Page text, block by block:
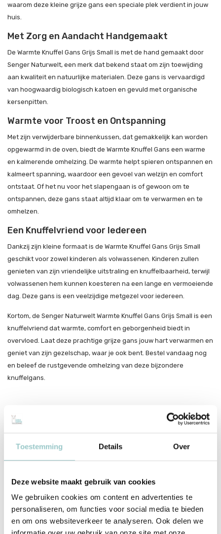
Toestemming Details Over
Deze website maakt gebruik van cookies
We gebruiken cookies om content en advertenties te
personaliseren, om functies voor social media te bieden
en om ons websiteverkeer te analyseren. Ook delen we
waarom deze kleine grijze gans een speciale plek verdient in jouw
huis.
Met Zorg en Aandacht Handgemaakt
De Warmte Knuffel Gans Grijs Small is met de hand gemaakt door
Senger Naturwelt, een merk dat bekend staat om zijn toewijding
aan kwaliteit en natuurlijke materialen. Deze gans is vervaardigd
van hoogwaardig biologisch katoen en gevuld met organische
kersenpitten.
Warmte voor Troost en Ontspanning
Met zijn verwijderbare binnenkussen, dat gemakkelijk kan worden
opgewarmd in de oven, biedt de Warmte Knuffel Gans een warme
en kalmerende omhelzing. De warmte helpt spieren ontspannen en
kalmeert spanning, waardoor een gevoel van welzijn en comfort
ontstaat. Of het nu voor het slapengaan is of gewoon om te
ontspannen, deze gans staat altijd klaar om te verwarmen en te
omhelzen.
Een Knuffelvriend voor Iedereen
Dankzij zijn kleine formaat is de Warmte Knuffel Gans Grijs Small
geschikt voor zowel kinderen als volwassenen. Kinderen zullen
genieten van zijn vriendelijke uitstraling en knuffelbaarheid, terwijl
volwassenen hem kunnen koesteren na een lange en vermoeiende
dag. Deze gans is een veelzijdige metgezel voor iedereen.
Kortom, de Senger Naturwelt Warmte Knuffel Gans Grijs Small is een
knuffelvriend dat warmte, comfort en geborgenheid biedt in
overvloed. Laat deze prachtige grijze gans jouw hart verwarmen en
geniet van zijn gezelschap, waar je ook bent. Bestel vandaag nog
en beleef de rustgevende omhelzing van deze bijzondere
knuffelgans.
Het kersenpitkussentje kan verwarmd en gekoeld worden. Om het
kussentje op te warmen, wikkel je het in een linnen of katoenen
handdoek en vervolgens leg je het kussentje 10 à 15 minuten in de
oven op 75°. Je kan het kussentje eventueel ook opwarmen op de
Let op! het kussentje mag niet in de magnetron.
leggen.